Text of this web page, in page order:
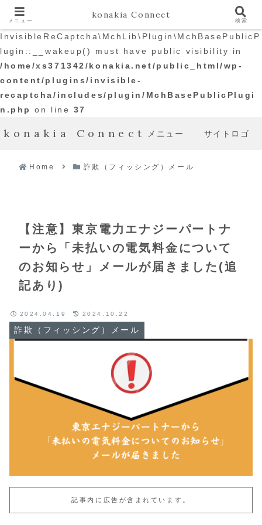
Warning
InvisibleReCaptcha\MchLib\Plugin\MchBasePublicP
lugin::__wakeup() must have public visibility in
/home/xs371342/konakia.net/public_html/wp-
content/plugins/invisible-
recaptcha/includes/plugin/MchBasePublicPlugi
n.php
on line 37
konakia Connect メニュー サイトロゴ
Home 詐欺（フィッシング）メール
【注意】東京電力エナジーパートナ
ーから「未払いの電気料金について
のお知らせ」メールが届きました(追
記あり)
詐欺（フィッシング）メール
2024.04.19 2024.10.22
記事内に広告が含まれています。
メニュー konakia Connect 検索